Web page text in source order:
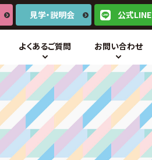
見学・説明会 公式LINE
よくあるご質問 お問い合わせ